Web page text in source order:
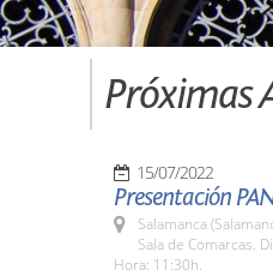
Próximas
15/07/2022
Presentación
Salamanca
Sala de Comarcas.
Hora: 11:30h.